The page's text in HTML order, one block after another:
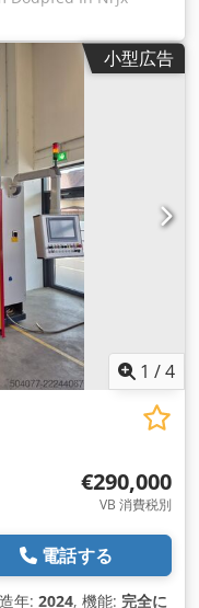
ラムヘッ
作業高さ
7663時間 機械の重量
スイッチキャビネット
済み。テスト実行
わけではありません。
修しました。 クレーン
カバーが欠品していま
小型広告
1 /4
€290,000
VB 消費税別
電話する
年: 2024, 機能: 完全に